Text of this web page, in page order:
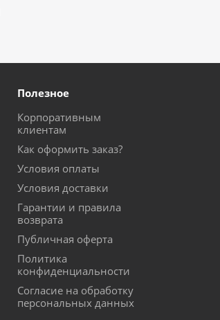
Полезное
Корпоративным
клиентам
Как оформить заказ?
Условия оплаты
Условия доставки
Гарантии и правила
возврата
Публичная оферта
Политика
конфиденциальности
Согласие на обработку
персональных данных